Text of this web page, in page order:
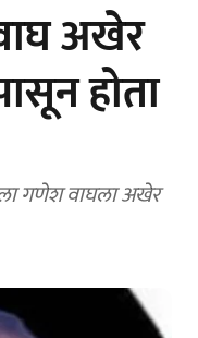
अखेर
होता